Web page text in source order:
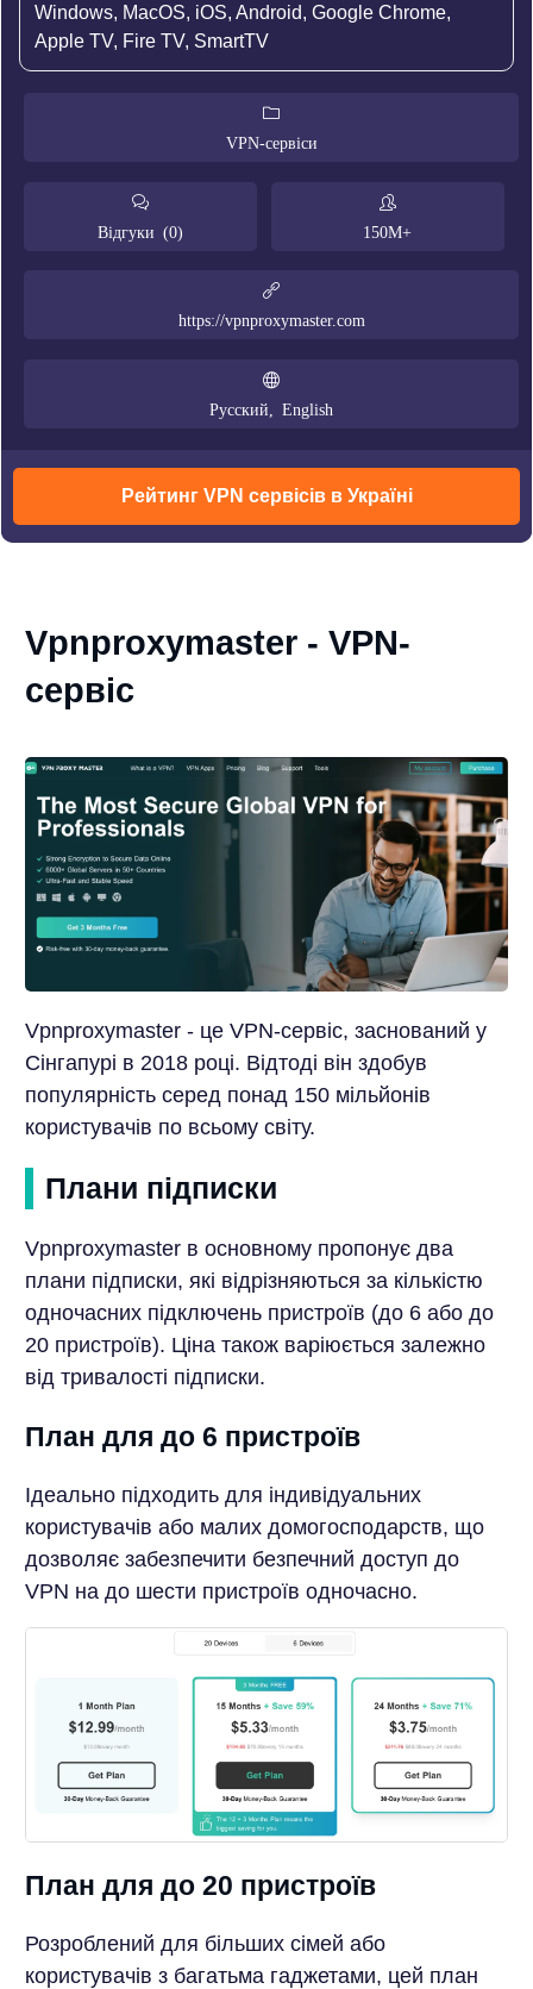
Windows, MacOS, iOS, Android, Google Chrome,
Apple TV, Fire TV, SmartTV
VPN-сервіси
Відгуки (0) 150M+
https://vpnproxymaster.com
Русский, English
Рейтинг VPN сервісів в Україні
Vpnproxymaster - VPN-
сервіс
Vpnproxymaster - це VPN-сервіс, заснований у
Сінгапурі в 2018 році. Відтоді він здобув
популярність серед понад 150 мільйонів
користувачів по всьому світу.
Плани підписки
Vpnproxymaster в основному пропонує два
плани підписки, які відрізняються за кількістю
одночасних підключень пристроїв (до 6 або до
20 пристроїв). Ціна також варіюється залежно
від тривалості підписки.
План для до 6 пристроїв
Ідеально підходить для індивідуальних
користувачів або малих домогосподарств, що
дозволяє забезпечити безпечний доступ до
VPN на до шести пристроїв одночасно.
План для до 20 пристроїв
Розроблений для більших сімей або
користувачів з багатьма гаджетами, цей план